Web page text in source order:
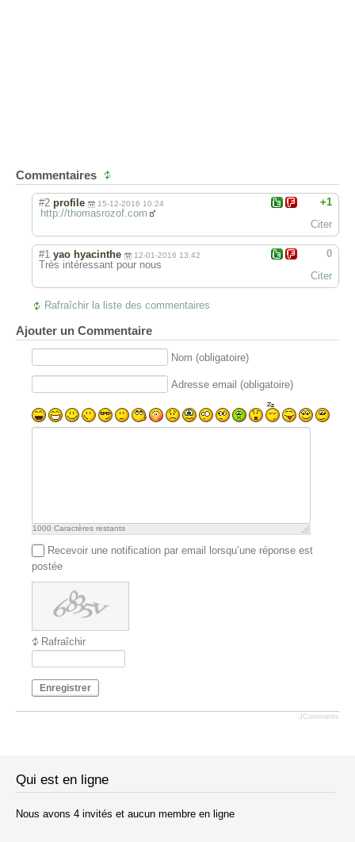
Commentaires
+1
#2 profile 15-12-2016 10:24
http://thomasrozof.com
Citer
0
#1 yao hyacinthe 12-01-2016 13:42
Très intéressant pour nous
Citer
Rafraîchir la liste des commentaires
Ajouter un Commentaire
Nom (obligatoire)
Adresse email (obligatoire)
1000 Caractères restants
Recevoir une notification par email lorsqu’une réponse est
postée
Rafraîchir
Enregistrer
JComments
Qui est en ligne
Nous avons 4 invités et aucun membre en ligne